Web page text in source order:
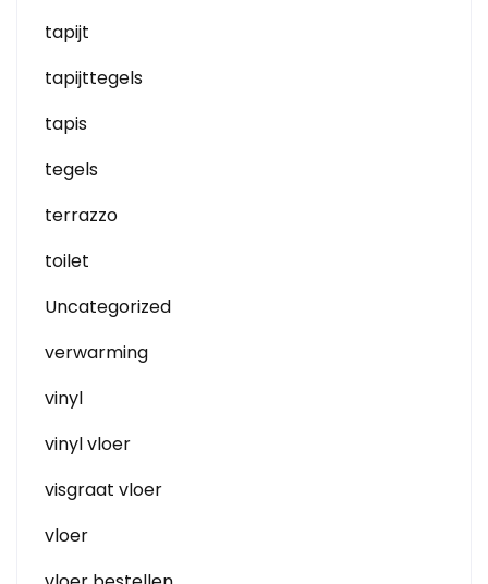
tapijt
tapijttegels
tapis
tegels
terrazzo
toilet
Uncategorized
verwarming
vinyl
vinyl vloer
visgraat vloer
vloer